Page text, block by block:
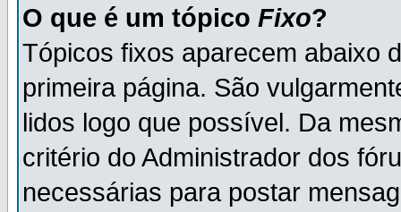
O que é um tópico Fixo?
Tópicos fixos aparecem abaixo
primeira página. São
lidos logo que possível. Da
critério do Administrador dos
necessárias para postar